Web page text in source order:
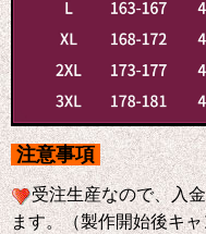
注意事項
受注生産なので、入
ます。（製作開始後キ